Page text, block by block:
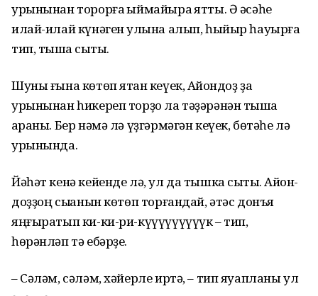
урынынан торорға ҡыймайыраҡ ятты. Ә әсәһе
илай-илай күнәген ҡулына алып, һыйыр һауырға
тип, тышҡа сыҡты.
Шуны ғына көтөп ятҡан кеүек, Аҡйондоҙ ҙа
урынынан һикереп торҙо ла тәҙәрәнән тышҡа
ҡараны. Бер нәмә лә үҙгәрмәгән кеүек, бөтәһе лә
урынында.
Йәһәт кенә кейенде лә, ул да тышка сыҡты. Аҡйон­
доҙҙоң сыҡҡанын көтөп торғандай, әтәс донъя
яңғыратып ки-ки-ри-күүүүүүүүүк – тип,
һөрәнләп тә ебәрҙе.
– Сәләм, сәләм, хәйерле иртә, – тип яуапланы ул